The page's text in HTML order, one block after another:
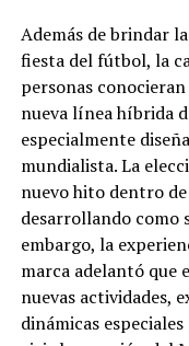
Además de brindar
fiesta del fútbol, la
personas
nueva línea híbrida
especialmente
mundialista. La
nuevo hito dentro de
desarrollando como
embargo, la
marca adelantó que
nuevas actividades,
dinámicas